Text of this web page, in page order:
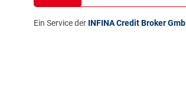
Ein Service der INFINA Credit Broker